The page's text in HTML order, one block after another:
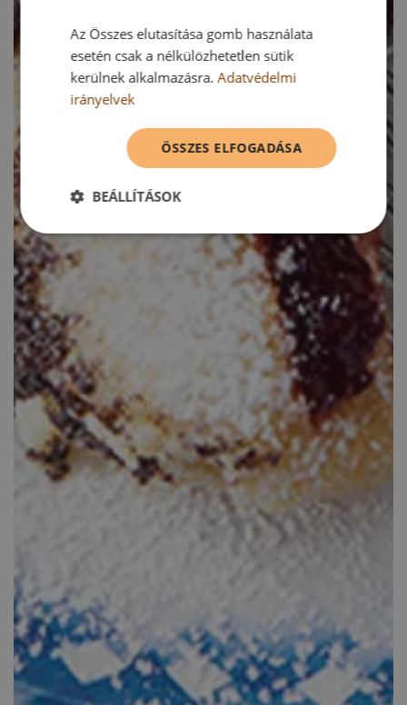
Az Összes elutasítása gomb használata
esetén csak a nélkülözhetetlen sütik
kerülnek alkalmazásra.Adatvédelmi
irányelvek
ÖSSZES ELFOGADÁSA
BEÁLLÍTÁSOK